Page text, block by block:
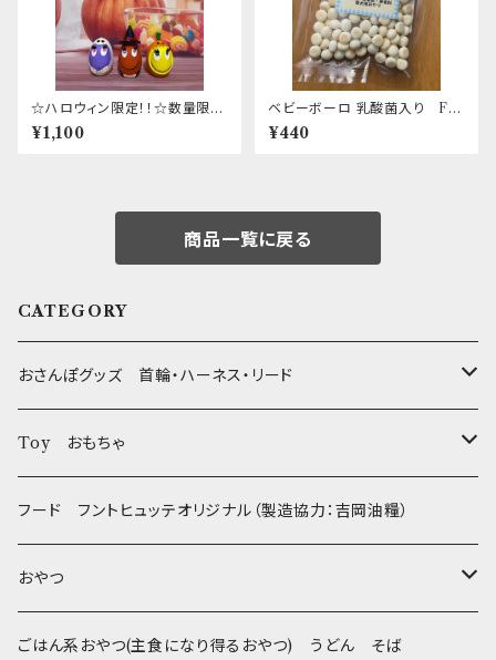
☆ハロウィン限定！！☆数量限
定！！ ハロウィンたまごちゃん
¥1,100
ベビーボーロ 乳酸菌入り Fir
st
¥440
商品一覧に戻る
CATEGORY
おさんぽグッズ 首輪・ハーネス・リード
フントヒュッテオリジナル Gold
Sサイズ(テープ幅1.5cm) _ 首輪&リードセット
Sサイズ(テープ幅1.5cm) _ ハーネス&リードセット
フントヒュッテオリジナル Silver(販売終了)
Collar & Leash - XS（超小型犬・幼犬用）
Harness & Leash - XS（超小型犬･幼犬用）
フントヒュッテオリジナル Woven
Harness & Leash - XS
セレクト
Toy おもちゃ
たまごちゃん
BESTEVER / ベストエバー
iDog&iCat
フード フントヒュッテオリジナル（製造協力：吉岡油糧）
おやつ
Bon・rupa(ボンルパ)
ごはん系おやつ(主食になり得るおやつ) うどん そば